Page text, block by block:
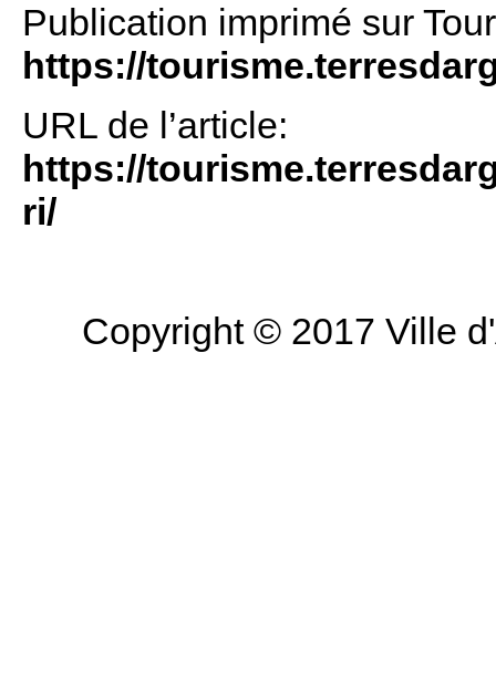
Publication imprimé sur
https://
URL de l’article:
https://
ri/
Copyright © 2017 Ville